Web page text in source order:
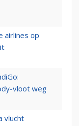
airlines op
vloot weg
vlucht